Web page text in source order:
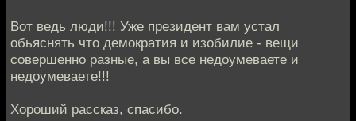
Вот ведь люди!!! Уже президент вам устал
обьяснять что демократия и изобилие - вещи
совершенно разные, а вы все недоумеваете и
недоумеваете!!!
Хороший рассказ, спасибо.